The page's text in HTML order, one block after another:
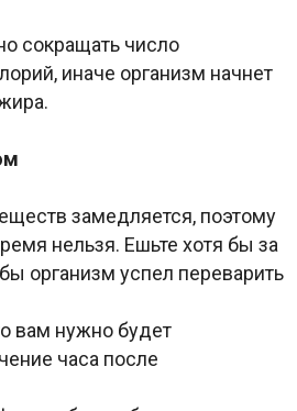
сокращать число
иначе организм начнет
замедляется, поэтому
нельзя. Ешьте хотя бы за
организм успел переварить
вам нужно будет
часа после